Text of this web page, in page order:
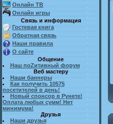
Онлайн ТВ
Онлайн игры
Связь и информация
Гостевая книга
Обратная связь
Наши правила
О сайте
Общение
Наш поZитивный форум
Веб мастеру
Наши баннеры
Как получить 10575
посетителей в день!
Новый спонсор в Рунете!
Оплата любых сумм! Нет
минимума!
Друзья
Наши друзья